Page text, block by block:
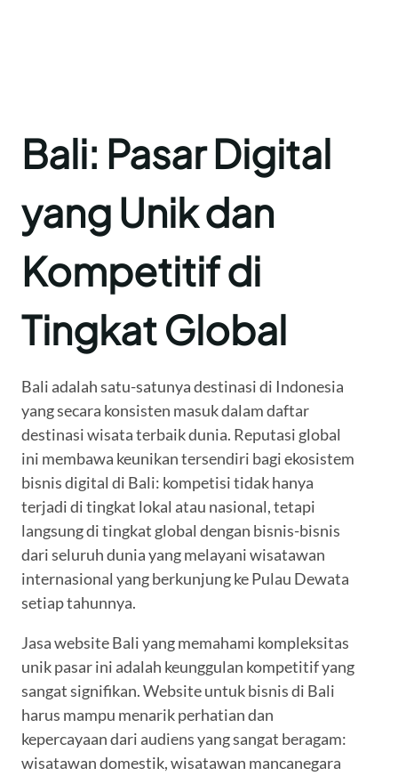
Bali: Pasar Digital
yang Unik dan
Kompetitif di
Tingkat Global
Bali adalah satu-satunya destinasi di Indonesia
yang secara konsisten masuk dalam daftar
destinasi wisata terbaik dunia. Reputasi global
ini membawa keunikan tersendiri bagi ekosistem
bisnis digital di Bali: kompetisi tidak hanya
terjadi di tingkat lokal atau nasional, tetapi
langsung di tingkat global dengan bisnis-bisnis
dari seluruh dunia yang melayani wisatawan
internasional yang berkunjung ke Pulau Dewata
setiap tahunnya.
Jasa website Bali yang memahami kompleksitas
unik pasar ini adalah keunggulan kompetitif yang
sangat signifikan. Website untuk bisnis di Bali
harus mampu menarik perhatian dan
kepercayaan dari audiens yang sangat beragam:
wisatawan domestik, wisatawan mancanegara